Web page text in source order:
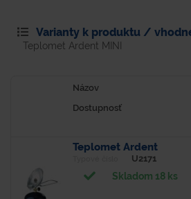
Varianty k produktu /
Teplomet Ardent MINI
Názov
Dostupnosť
Teplomet Ardent
U2171
Skladom 18 ks